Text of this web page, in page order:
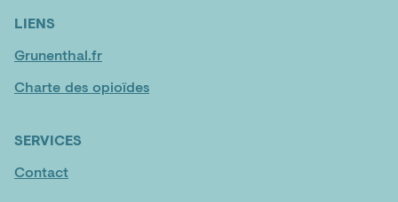
LIENS
Grunenthal.fr
Charte des opioïdes
SERVICES
Contact